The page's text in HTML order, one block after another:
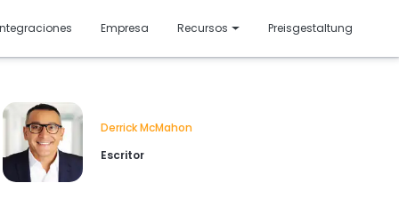
Empresa Recursos Preisgestaltung
Derrick McMahon
Escritor